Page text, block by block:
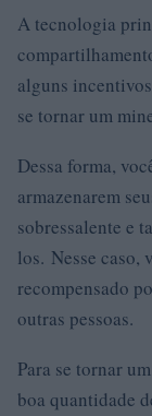
A tecnologia
alguns
se tornar um
Dessa forma,
armazenarem
sobressalente e
los. Nesse caso,
recompensado
outras pessoas.
Para se tornar
boa quantidade